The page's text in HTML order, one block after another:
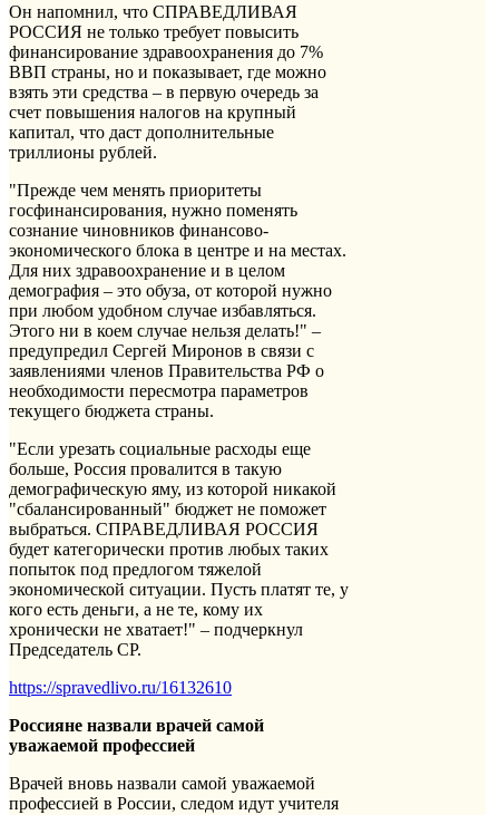
Он напомнил, что СПРАВЕДЛИВАЯ
РОССИЯ не только требует повысить
финансирование здравоохранения до 7%
ВВП страны, но и показывает, где можно
взять эти средства – в первую очередь за
счет повышения налогов на крупный
капитал, что даст дополнительные
триллионы рублей.
"Прежде чем менять приоритеты
госфинансирования, нужно поменять
сознание чиновников финансово-
экономического блока в центре и на местах.
Для них здравоохранение и в целом
демография – это обуза, от которой нужно
при любом удобном случае избавляться.
Этого ни в коем случае нельзя делать!" –
предупредил Сергей Миронов в связи с
заявлениями членов Правительства РФ о
необходимости пересмотра параметров
текущего бюджета страны.
"Если урезать социальные расходы еще
больше, Россия провалится в такую
демографическую яму, из которой никакой
"сбалансированный" бюджет не поможет
выбраться. СПРАВЕДЛИВАЯ РОССИЯ
будет категорически против любых таких
попыток под предлогом тяжелой
экономической ситуации. Пусть платят те, у
кого есть деньги, а не те, кому их
хронически не хватает!" – подчеркнул
Председатель СР.
https://spravedlivo.ru/16132610
Россияне назвали врачей самой
уважаемой профессией
Врачей вновь назвали самой уважаемой
профессией в России, следом идут учителя